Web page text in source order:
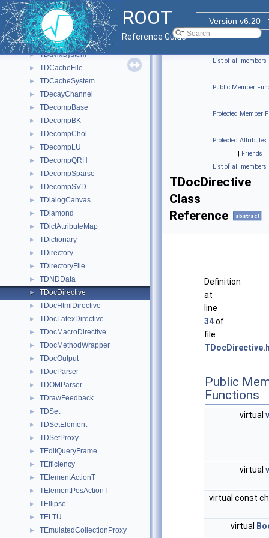
ROOT
Version v6.20
Reference Guide
► TDataType
► TDatime
► TDavixFile
► TDavixFileInternal
► TDavixSystem
► TDCacheFile
► TDCacheSystem
► TDecayChannel
► TDecompBase
► TDecompBK
► TDecompChol
► TDecompLU
► TDecompQRH
► TDecompSparse
► TDecompSVD
► TDialogCanvas
► TDiamond
► TDictAttributeMap
► TDictionary
► TDirectory
► TDirectoryFile
► TDNDData
► TDocDirective
► TDocHtmlDirective
► TDocLatexDirective
► TDocMacroDirective
► TDocMethodWrapper
► TDocOutput
► TDocParser
► TDOMParser
► TDrawFeedback
► TDSet
► TDSetElement
► TDSetProxy
► TEditQueryFrame
► TEfficiency
► TElementActionT
► TElementPosActionT
► TEllipse
► TELTU
► TEmulatedCollectionProxy
List of all members
|
Public Member
|
Protected Member
|
Protected Attributes
| Friends |
List of all members
TDocDirective
Class
Reference
abstract
Definition
at
line
34of
file
Public
Functions
virtual
virtual
virtual const
virtual